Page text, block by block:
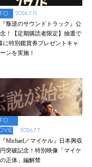
2026.7.15
叛逆のサウンドトラック』公
！【定期購読者限定】抽選で
に特別鑑賞券プレゼントキャ
ンを実施！
2026.7.7
Michael／マイケル』日本興収
突破記念！特別映像「マイケ
正体」編解禁